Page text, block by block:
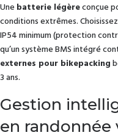
Une batterie légèreconçue
conditions extrêmes.
IP54 minimum (protection
qu’un système BMS intégré
externes pour bikepacking
3 ans.
Gestion
en randonnée